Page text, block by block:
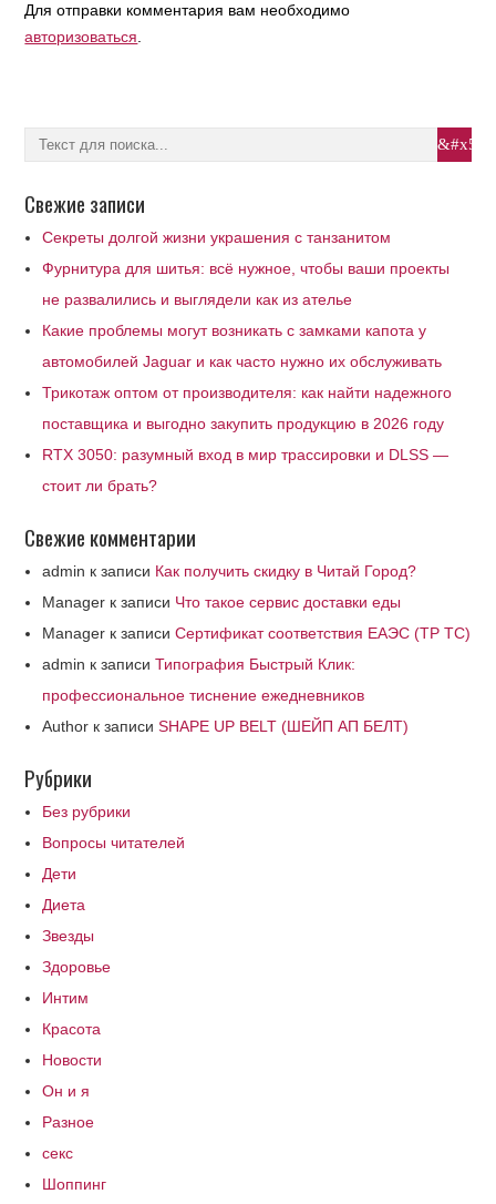
Для отправки комментария вам необходимо
авторизоваться
Свежие записи
Секреты долгой жизни украшения с танзанитом
Фурнитура для шитья: всё нужное, чтобы ваши проекты
не развалились и выглядели как из ателье
Какие проблемы могут возникать с замками капота у
автомобилей Jaguar и как часто нужно их обслуживать
Трикотаж оптом от производителя: как найти надежного
поставщика и выгодно закупить продукцию в 2026 году
RTX 3050: разумный вход в мир трассировки и DLSS —
стоит ли брать?
Свежие комментарии
admin к записи Как получить скидку в Читай Город?
Manager к записи Что такое сервис доставки еды
Manager к записиСертификат соответствия ЕАЭС (ТР ТС)
admin к записиТипография Быстрый Клик:
профессиональное тиснение ежедневников
Author к записиSHAPE UP BELT (ШЕЙП АП БЕЛТ)
Рубрики
Без рубрики
Вопросы читателей
Дети
Диета
Звезды
Здоровье
Интим
Красота
Новости
Он и я
Разное
секс
Шоппинг